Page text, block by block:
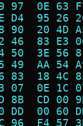
97  0E
D4  95
90  20
46  83
50  3E
49  AA
83  18
07  0E
8B  CD
DD  00
96  F4